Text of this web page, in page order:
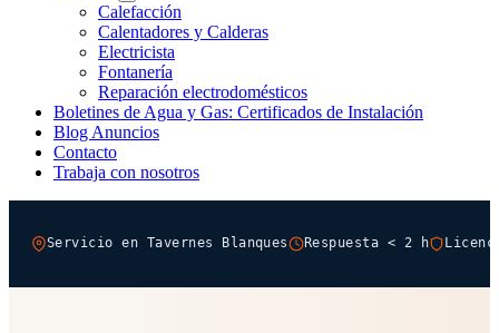
Calefacción
Calentadores y Calderas
Electricista
Fontanería
Reparación electrodomésticos
Boletines de Agua y Gas: Certificados de Instalación
Blog Anuncios
Contacto
Trabaja con nosotros
Servicio en Tavernes Blanques Respuesta < 2 h